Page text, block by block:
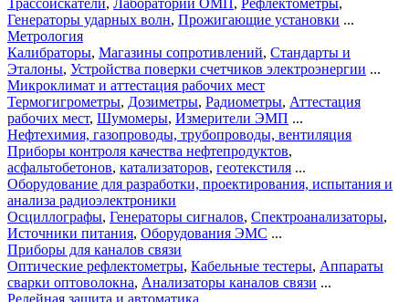
Трассоискатели, Лаборатории ОМП, Рефлектометры,
Генераторы ударных волн, Прожигающие установки ...
Метрология
Калибраторы, Магазины сопротивлений, Стандарты и
Эталоны, Устройства поверки счетчиков электроэнергии ...
Микроклимат и аттестация рабочих мест
Термогигрометры, Дозиметры, Радиометры, Аттестация
рабочих мест, Шумомеры, Измерители ЭМП ...
Нефтехимия, газопроводы, трубопроводы, вентиляция
Приборы контроля качества нефтепродуктов,
асфальтобетонов, катализаторов, геотекстиля ...
Оборудование для разработки, проектирования, испытания и
анализа радиоэлектроники
Осциллографы, Генераторы сигналов, Спектроанализаторы,
Источники питания, Оборудования ЭМС ...
Приборы для каналов связи
Оптические рефлектометры, Кабельные тестеры, Аппараты
сварки оптоволокна, Анализаторы каналов связи ...
Релейная защита и автоматика